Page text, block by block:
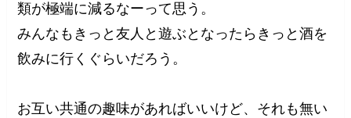
類が極端に減るなーって思う。
みんなもきっと友人と遊ぶとなったらきっと酒を
飲みに行くぐらいだろう。
お互い共通の趣味があればいいけど、それも無い